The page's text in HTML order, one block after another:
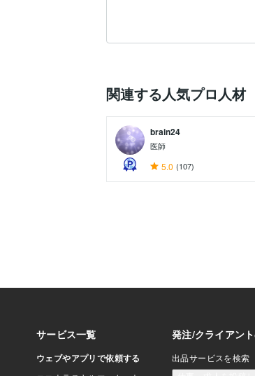
関連する人気プロ人材
brain24
医師
5.0 (107)